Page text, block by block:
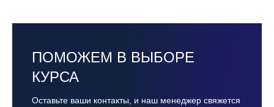
ПОМОЖЕМ В ВЫБОРЕ
КУРСА
Оставьте ваши контакты, и наш менеджер свяжется